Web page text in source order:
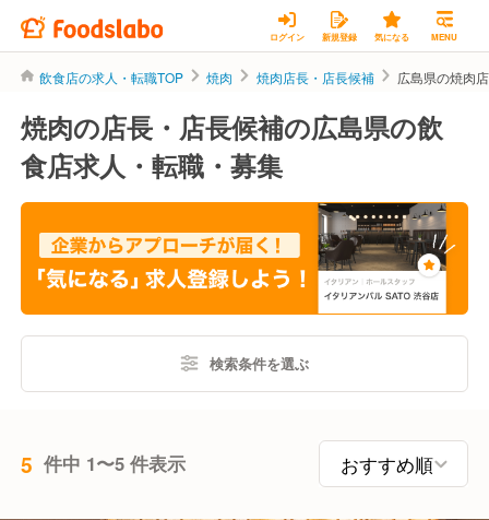
ログイン 新規登録 気になる MENU
飲食店の求人・転職TOP 焼肉 焼肉店長・店長候補 広島県の焼肉
焼肉の店長・店長候補の広島県の飲
食店求人・転職・募集
検索条件を選ぶ
5 件中 1〜5 件表示